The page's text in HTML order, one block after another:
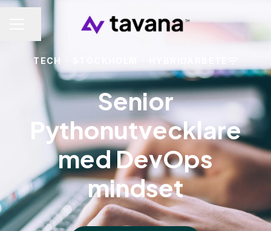
KARRIÄRMENY
Dela sidan
TECH
Senior
Pythonutvecklare
med DevOps
mindset